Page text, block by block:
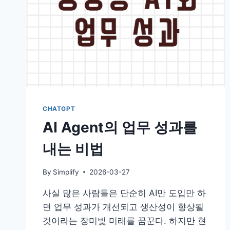
CHATGPT
AI Agent의 업무 성과를
내는 비법
By Simplify 2026-03-27
사실 많은 사람들은 단순히 AI만 도입만 하
면 업무 성과가 개선되고 생산성이 향상될
것이라는 장미빛 미래를 꿈꾼다. 하지만 현